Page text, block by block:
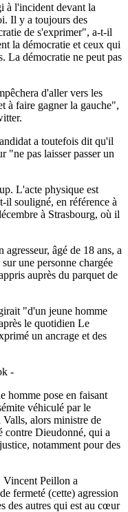
à l'incident devant la
Il y a toujours des
de s'exprimer", a-t-il
la démocratie et ceux qui
La démocratie ne peut pas
d'aller vers les
à faire gagner la gauche",
a toutefois dit qu'il
"ne pas laisser passer un
L'acte physique est
il souligné, en référence à
à Strasbourg, où il
âgé de 18 ans, a
une personne chargée
auprès du parquet de
"d'un jeune homme
le quotidien Le
un ancrage et des
-
homme pose en faisant
véhiculé par le
alors ministre de
contre Dieudonné, qui a
notamment pour des
Vincent Peillon a
fermeté (cette) agression
des autres qui est au cœur